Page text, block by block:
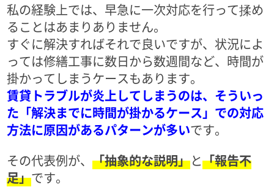
私の経験上では、早急に一次対応を行って揉め
ることはあまりありません。
すぐに解決すればそれで良いですが、状況によ
っては修繕工事に数日から数週間など、時間が
掛かってしまうケースもあります。
賃貸トラブルが炎上してしまうのは、そういっ
た「解決までに時間が掛かるケース」での対応
方法に原因があるパターンが多いです。
その代表例が、「抽象的な説明」と「報告不
足」です。